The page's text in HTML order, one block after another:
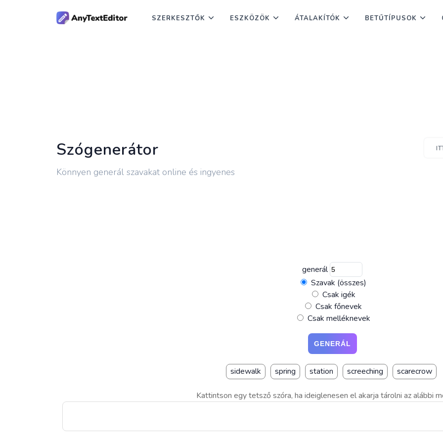
SZERKESZTŐK ESZKÖZÖK ÁTALAKÍTÓK BETŰTÍPUSOK
Szógenerátor
Könnyen generál szavakat online és ingyenes
generál
Szavak (összes)
Csak igék
Csak főnevek
Csak melléknevek
sidewalk spring station screeching scarecrow
Kattintson egy tetsző szóra, ha ideiglenesen el akarja tárolni az alábbi